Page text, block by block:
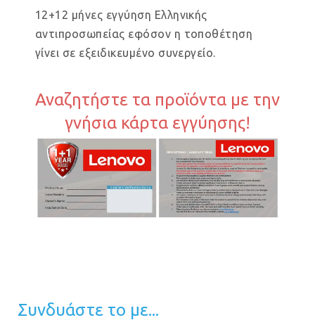
12+12 μήνες εγγύηση Ελληνικής
αντιπροσωπείας εφόσον η τοποθέτηση
γίνει σε εξειδικευμένο συνεργείο.
Αναζητήστε τα προϊόντα με την
γνήσια κάρτα εγγύησης!
Συνδυάστε το με...